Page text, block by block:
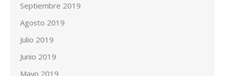
Septiembre 2019
Agosto 2019
Julio 2019
Junio 2019
Mayo 2019